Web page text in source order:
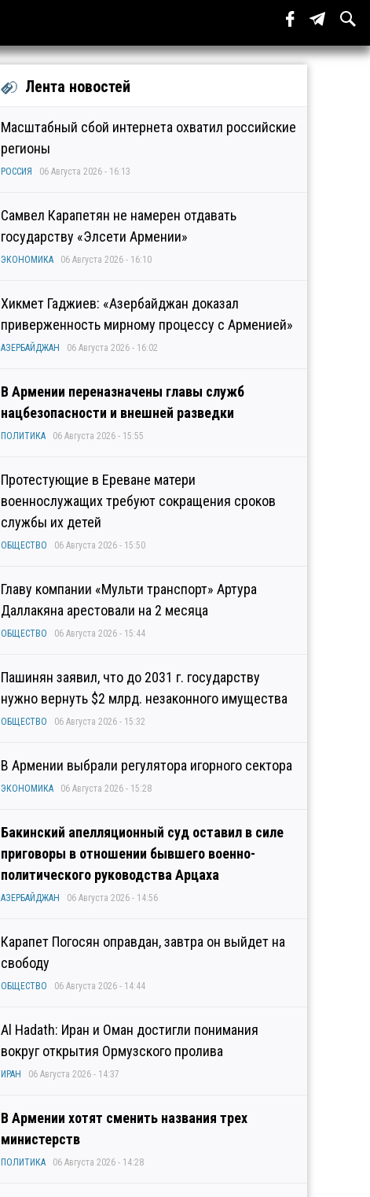
Лента новостей
Масштабный сбой интернета охватил российские
регионы
РОССИЯ 06 Августа 2026 - 16:13
Самвел Карапетян не намерен отдавать
государству «Элсети Армении»
ЭКОНОМИКА 06 Августа 2026 - 16:10
Хикмет Гаджиев: «Азербайджан доказал
приверженность мирному процессу с Арменией»
АЗЕРБАЙДЖАН 06 Августа 2026 - 16:02
В Армении переназначены главы служб
нацбезопасности и внешней разведки
ПОЛИТИКА 06 Августа 2026 - 15:55
Протестующие в Ереване матери
военнослужащих требуют сокращения сроков
службы их детей
ОБЩЕСТВО 06 Августа 2026 - 15:50
Главу компании «Мульти транспорт» Артура
Даллакяна арестовали на 2 месяца
ОБЩЕСТВО 06 Августа 2026 - 15:44
Пашинян заявил, что до 2031 г. государству
нужно вернуть $2 млрд. незаконного имущества
ОБЩЕСТВО 06 Августа 2026 - 15:32
В Армении выбрали регулятора игорного сектора
ЭКОНОМИКА 06 Августа 2026 - 15:28
Бакинский апелляционный суд оставил в силе
приговоры в отношении бывшего военно-
политического руководства Арцаха
АЗЕРБАЙДЖАН 06 Августа 2026 - 14:56
Карапет Погосян оправдан, завтра он выйдет на
свободу
ОБЩЕСТВО 06 Августа 2026 - 14:44
Al Hadath: Иран и Оман достигли понимания
вокруг открытия Ормузского пролива
ИРАН 06 Августа 2026 - 14:37
В Армении хотят сменить названия трех
министерств
ПОЛИТИКА 06 Августа 2026 - 14:28